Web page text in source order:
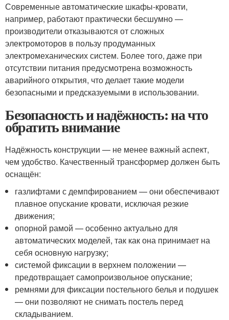
Современные автоматические шкафы-кровати,
например, работают практически бесшумно —
производители отказываются от сложных
электромоторов в пользу продуманных
электромеханических систем. Более того, даже при
отсутствии питания предусмотрена возможность
аварийного открытия, что делает такие модели
безопасными и предсказуемыми в использовании.
Безопасность и надёжность: на что
обратить внимание
Надёжность конструкции — не менее важный аспект,
чем удобство. Качественный трансформер должен быть
оснащён:
газлифтами с демпфированием — они обеспечивают
плавное опускание кровати, исключая резкие
движения;
опорной рамой — особенно актуально для
автоматических моделей, так как она принимает на
себя основную нагрузку;
системой фиксации в верхнем положении —
предотвращает самопроизвольное опускание;
ремнями для фиксации постельного белья и подушек
— они позволяют не снимать постель перед
складыванием.